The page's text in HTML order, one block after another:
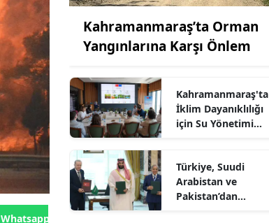
Whatsapp'tan Gönder
Kahramanmaraş’ta Orman
Yangınlarına Karşı Önlem
Kahramanmaraş'ta
İklim Dayanıklılığı
için Su Yönetimi
Türkiye, Suudi
Arabistan ve
Pakistan’dan